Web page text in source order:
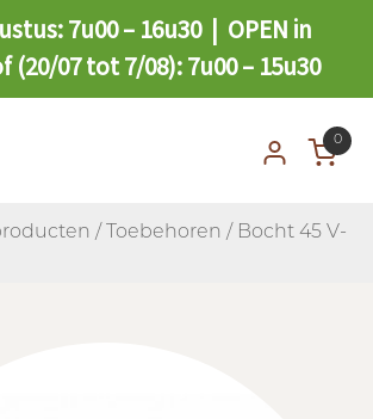
7u00 – 16u30 | OPEN in
07 tot 7/08): 7u00 – 15u30
0
/ Toebehoren / Bocht 45 V-